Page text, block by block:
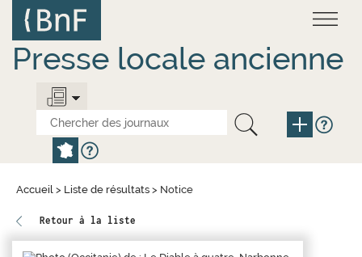
contenu
principal
Presse locale ancienne
Accueil > Liste de résultats > Notice
Retour à la liste
Panneau de gestion des cookies